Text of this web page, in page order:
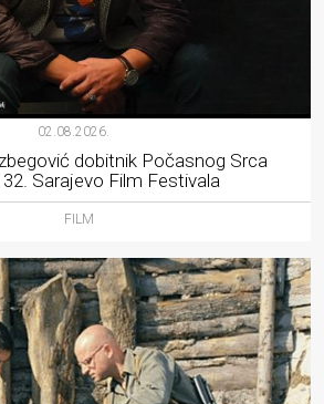
02.08.2026.
dobitnik Počasnog Srca
Sarajevo Film Festivala
FILM